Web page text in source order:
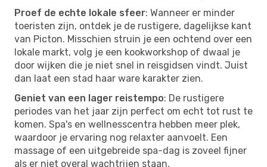
Proef de echte lokale sfeer: Wanneer er minder
toeristen zijn, ontdek je de rustigere, dagelijkse kant
van Picton. Misschien struin je een ochtend over een
lokale markt, volg je een kookworkshop of dwaal je
door wijken die je niet snel in reisgidsen vindt. Juist
dan laat een stad haar ware karakter zien.
Geniet van een lager reistempo: De rustigere
periodes van het jaar zijn perfect om echt tot rust te
komen. Spa's en wellnesscentra hebben meer plek,
waardoor je ervaring nog relaxter aanvoelt. Een
massage of een uitgebreide spa-dag is zoveel fijner
als er niet overal wachtrijen staan.